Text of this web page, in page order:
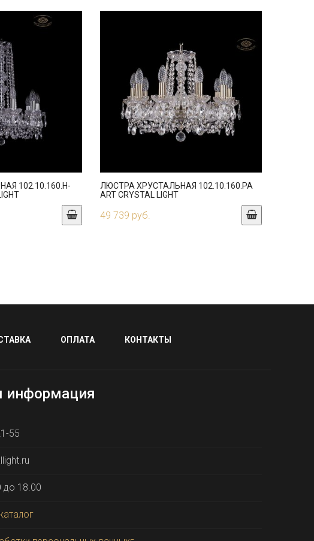
102.10.160.H-
ЛЮСТРА ХРУСТАЛЬНАЯ 102.10.160.PA
ART CRYSTAL LIGHT
49 739 руб.
ОПЛАТА КОНТАКТЫ
информация
55
до 18.00